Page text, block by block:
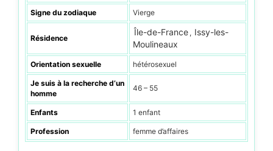
Signe du zodiaque Vierge
Résidence
Île-de-France , Issy-les-
Moulineaux
Orientation sexuelle hétérosexuel
Je suis à la recherche d’un
homme
46 – 55
Enfants 1 enfant
Profession femme d’affaires